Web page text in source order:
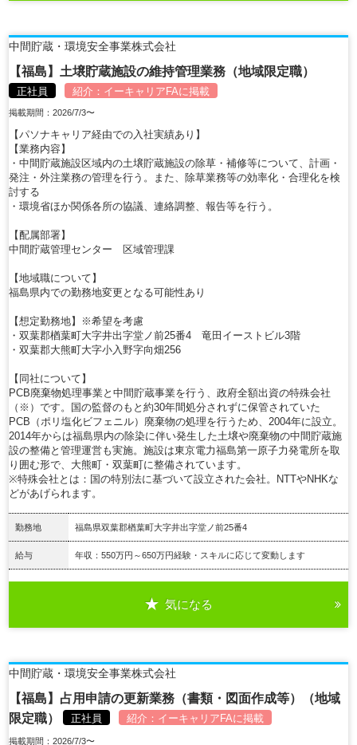
中間貯蔵・環境安全事業株式会社
【福島】土壌貯蔵施設の維持管理業務（地域限定職）
正社員 紹介： イーキャリアFAに掲載
掲載期間：2026/7/3〜
【パソナキャリア経由での入社実績あり】
【業務内容】
・中間貯蔵施設区域内の土壌貯蔵施設の除草・補修等について、計画・
発注・外注業務の管理を行う。また、除草業務等の効率化・合理化を検
討する
・環境省ほか関係各所の協議、連絡調整、報告等を行う。
【配属部署】
中間貯蔵管理センター 区域管理課
【地域職について】
福島県内での勤務地変更となる可能性あり
【想定勤務地】※希望を考慮
・双葉郡楢葉町大字井出字堂ノ前25番4 竜田イーストビル3階
・双葉郡大熊町大字小入野字向畑256
【同社について】
PCB廃棄物処理事業と中間貯蔵事業を行う、政府全額出資の特殊会社
（※）です。国の監督のもと約30年間処分されずに保管されていた
PCB（ポリ塩化ビフェニル）廃棄物の処理を行うため、2004年に設立。
2014年からは福島県内の除染に伴い発生した土壌や廃棄物の中間貯蔵施
設の整備と管理運営も実施。施設は東京電力福島第一原子力発電所を取
り囲む形で、大熊町・双葉町に整備されています。
※特殊会社とは：国の特別法に基づいて設立された会社。NTTやNHKな
どがあげられます。
勤務地 福島県双葉郡楢葉町大字井出字堂ノ前25番4
給与 年収：550万円～650万円経験・スキルに応じて変動します
気になる
中間貯蔵・環境安全事業株式会社
【福島】占用申請の更新業務（書類・図面作成等）（地域
限定職）
正社員 紹介： イーキャリアFAに掲載
掲載期間：2026/7/3〜